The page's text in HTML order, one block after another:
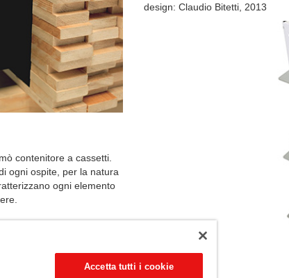
contenitore a cassetti.
ogni ospite, per la natura
ogni elemento
design: Claudio Bitetti, 2013
Accetta tutti i cookie